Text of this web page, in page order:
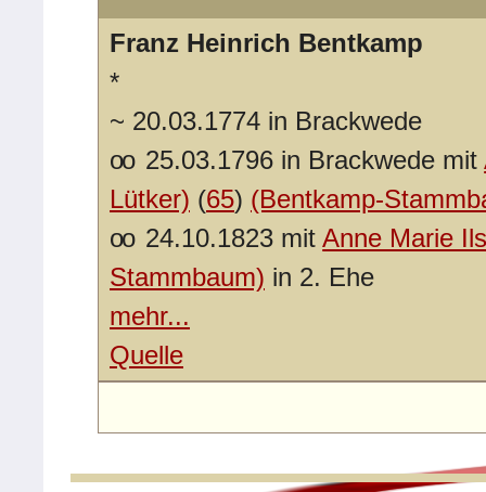
Franz Heinrich Bentkamp
*
~ 20.03.1774 in Brackwede
oo 25.03.1796 in Brackwede mit
Lütker) (65) (Bentkamp-
oo 24.10.1823 mitAnne Marie
Stammbaum) in 2. Ehe
mehr...
Quelle